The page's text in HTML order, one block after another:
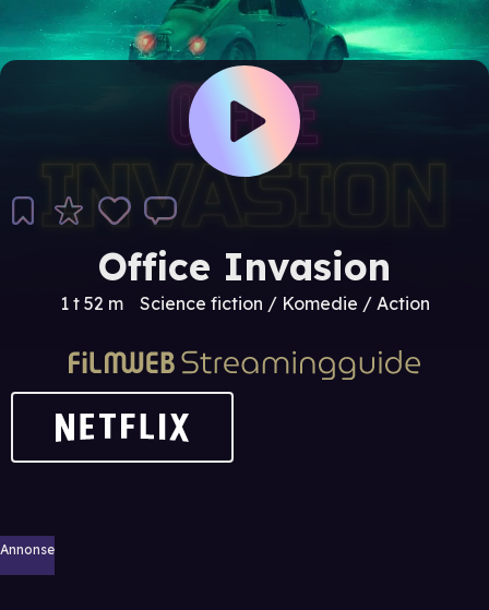
Office Invasion
1 t 52 m Science fiction / Komedie / Action
Annonse